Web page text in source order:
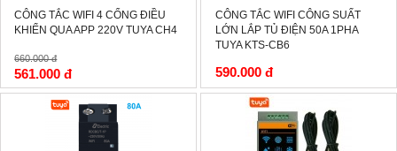
CÔNG TẮC WIFI 4 CỔNG ĐIỀU
KHIỂN QUA APP 220V TUYA CH4
660.000 đ
561.000 đ
CÔNG TẮC WIFI CÔNG SUẤT
LỚN LẮP TỦ ĐIỆN 50A 1PHA
TUYA KTS-CB6
590.000 đ